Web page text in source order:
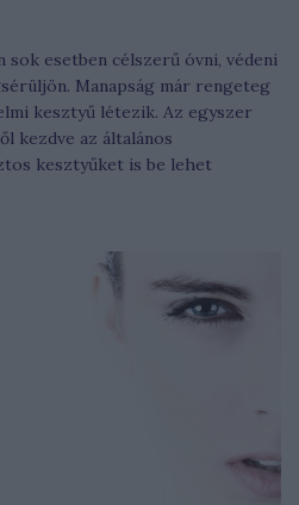
sok esetben célszerű óvni, védeni
Manapság már rengeteg
kesztyű létezik. Az egyszer
kezdve az általános
kesztyűket is be lehet